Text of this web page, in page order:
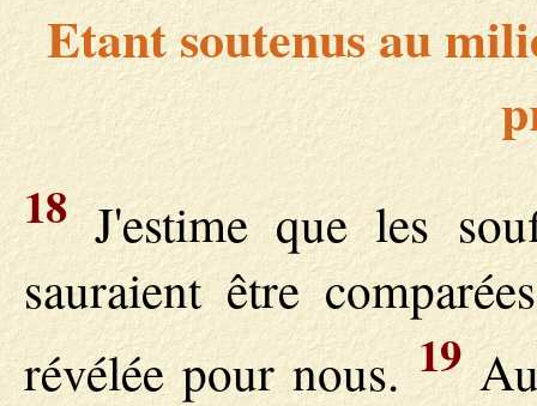
Etant soutenus au
18J'estime que les
sauraient être
révélée pour nous.19